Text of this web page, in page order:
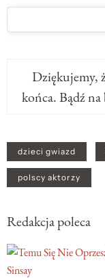
Dziękujemy,
końca. Bądź na
dzieci gwiazd
polscy aktorzy
Redakcja poleca
Sinsay